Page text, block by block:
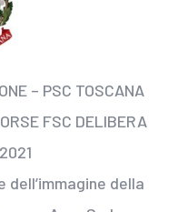
– PSC TOSCANA
FSC DELIBERA
della